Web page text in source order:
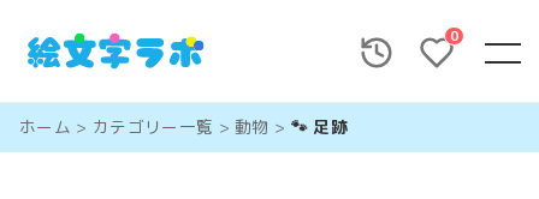
0
ホーム > カテゴリー一覧 >動物 > 🐾 足跡